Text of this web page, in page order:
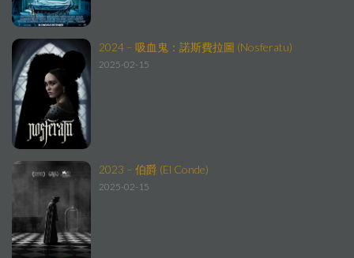
2024 – 吸血鬼：諾斯費拉圖 (Nosferatu)
2025-02-15
2023 – 伯爵 (El Conde)
2025-02-15